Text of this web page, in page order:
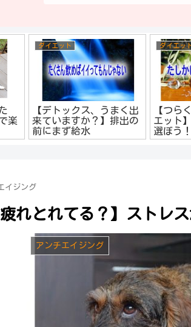
楽
ダイエット
【デトックス、うまく出
来ていますか？】排出の
前にまず給水
ダイエッ
【つら
エット
選ぼう！
イジング
れとれてる？】ストレ
アンチエイジング